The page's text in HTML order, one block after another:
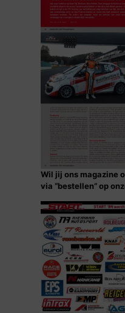
Wil jij ons magazine
via “bestellen” op